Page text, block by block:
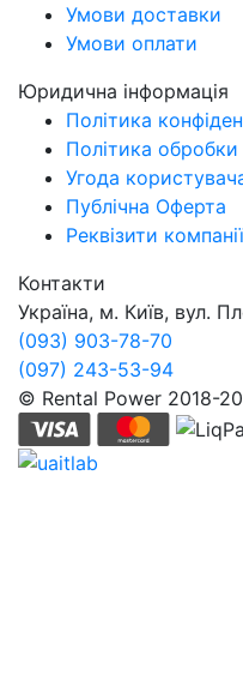
Умови доставки
Умови оплати
Юридична інформація
Політика
Політика
Угода
Публічна Оферта
Реквізити компанії
Контакти
Україна, м. Київ, вул.
(093) 903-78-70
(097) 243-53-94
© Rental Power 2018-